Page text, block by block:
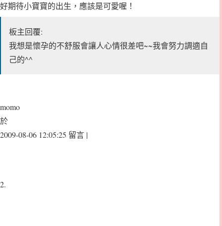
好期待小寶寶的出生，應該是可愛喔！
板主回覆:
我想是懷孕的不舒服會讓人心情很差吧~~我會努力調適自
己的^^
momo
於
2009-08-06 12:05:25 留言 |
2.